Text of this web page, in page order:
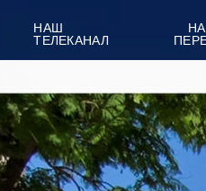
НАШ
ТЕЛЕКАНАЛ